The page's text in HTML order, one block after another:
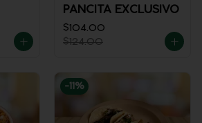
PANCITA EXCLUSIVO
$104.00
$124.00
-11 %